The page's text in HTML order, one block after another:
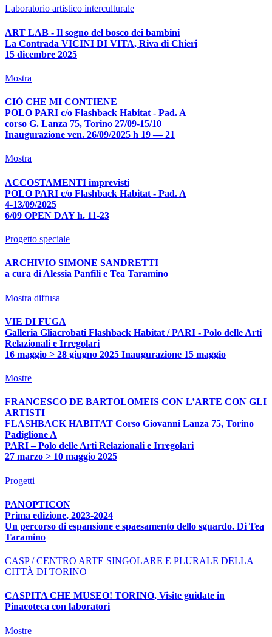
Laboratorio artistico interculturale
ART LAB - Il sogno del bosco dei bambini
La Contrada VICINI DI VITA, Riva di Chieri
15 dicembre 2025
Mostra
CIÒ CHE MI CONTIENE
POLO PARI c/o Flashback Habitat - Pad. A
corso G. Lanza 75, Torino 27/09-15/10
Inaugurazione ven. 26/09/2025 h 19 — 21
Mostra
ACCOSTAMENTI imprevisti
POLO PARI c/o Flashback Habitat - Pad. A
4-13/09/2025
6/09 OPEN DAY h. 11-23
Progetto speciale
ARCHIVIO SIMONE SANDRETTI
a cura di Alessia Panfili e Tea Taramino
Mostra diffusa
VIE DI FUGA
Galleria Gliacrobati Flashback Habitat / PARI - Polo delle Arti
Relazionali e Irregolari
16 maggio > 28 giugno 2025 Inaugurazione 15 maggio
Mostre
FRANCESCO DE BARTOLOMEIS CON L’ARTE CON GLI
ARTISTI
FLASHBACK HABITAT Corso Giovanni Lanza 75, Torino
Padiglione A
PARI – Polo delle Arti Relazionali e Irregolari
27 marzo > 10 maggio 2025
Progetti
PANOPTICON
Prima edizione, 2023-2024
Un percorso di espansione e spaesamento dello sguardo. Di Tea
Taramino
CASP / CENTRO ARTE SINGOLARE E PLURALE DELLA
CITTÀ DI TORINO
CASPITA CHE MUSEO! TORINO, Visite guidate in
Pinacoteca con laboratori
Mostre